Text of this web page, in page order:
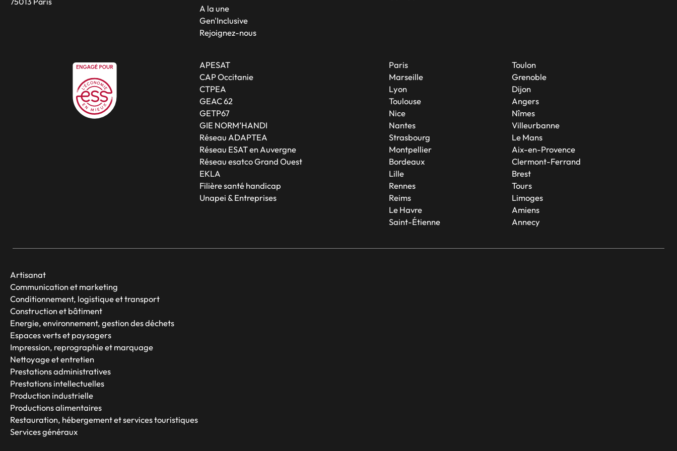
A la une
Gen'Inclusive
Rejoignez-nous
APESAT
CAP Occitanie
CTPEA
GEAC 62
GETP67
GIE NORM’HANDI
Réseau ADAPTEA
Réseau ESAT en Auvergne
Réseau esatco Grand Ouest
EKLA
Filière santé handicap
Unapei & Entreprises
Paris
Marseille
Lyon
Toulouse
Nice
Nantes
Strasbourg
Montpellier
Bordeaux
Lille
Rennes
Reims
Le Havre
Saint-Étienne
Toulon
Grenoble
Dijon
Angers
Nîmes
Villeurbanne
Le Mans
Aix-en-Provence
Clermont-Ferrand
Brest
Tours
Limoges
Amiens
Annecy
Artisanat
Communication et marketing
Conditionnement, logistique et transport
Construction et bâtiment
Energie, environnement, gestion des déchets
Espaces verts et paysagers
Impression, reprographie et marquage
Nettoyage et entretien
Prestations administratives
Prestations intellectuelles
Production industrielle
Productions alimentaires
Restauration, hébergement et services touristiques
Services généraux